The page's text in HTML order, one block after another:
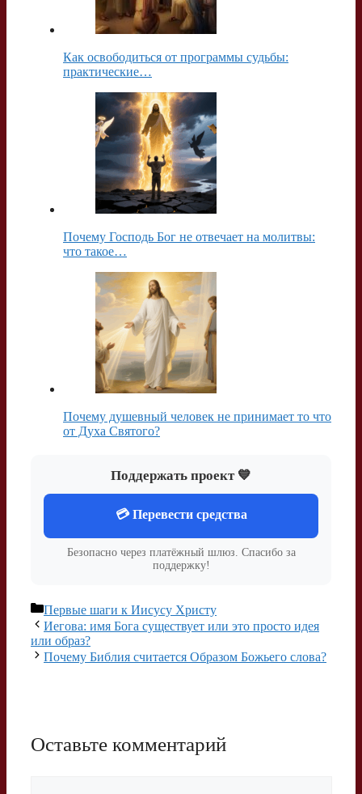
Как освободиться от программы судьбы:
практические…
Почему Господь Бог не отвечает на молитвы:
что такое…
Почему душевный человек не принимает то что
от Духа Святого?
Поддержать проект 💙
💳 Перевести средства
Безопасно через платёжный шлюз. Спасибо за
поддержку!
Рубрики
Первые шаги к Иисусу Христу
Иегова: имя Бога существует или это просто идея
или образ?
Почему Библия считается Образом Божьего слова?
Оставьте комментарий